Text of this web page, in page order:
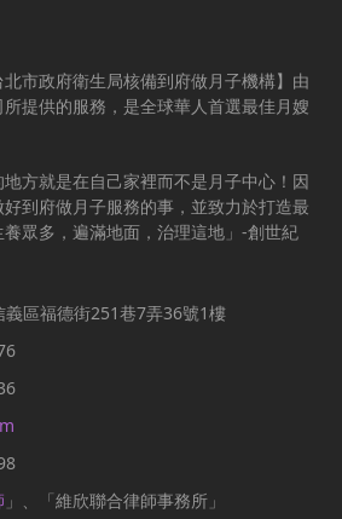
市政府衛生局核備到府做月子機構】由
提供的服務，是全球華人首選最佳月嫂
方就是在自己家裡而不是月子中心！因
到府做月子服務的事，並致力於打造最
眾多，遍滿地面，治理這地」-創世紀
區福德街251巷7弄36號1樓
」、「維欣聯合律師事務所」